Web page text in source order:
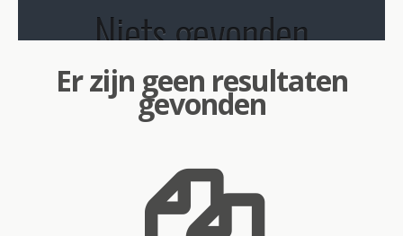
Niets gevonden
Er zijn geen resultaten
gevonden